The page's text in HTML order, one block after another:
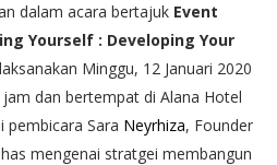
dalam acara bertajuk Event
Yourself : Developing Your
Minggu, 12 Januari 2020
dan bertempat di Alana Hotel
pembicara Sara Neyrhiza, Founder
mengenai stratgei membangun